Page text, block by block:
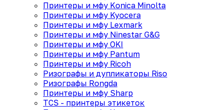
Принтеры и мфу Konica Minolta
Принтеры и мфу Kyocera
Принтеры и мфу Lexmark
Принтеры и мфу Ninestar G&G
Принтеры и мфу OKI
Принтеры и мфу Pantum
Принтеры и мфу Ricoh
Ризографы и дупликаторы Riso
Ризографы Rongda
Принтеры и мфу Sharp
TCS - принтеры этикеток